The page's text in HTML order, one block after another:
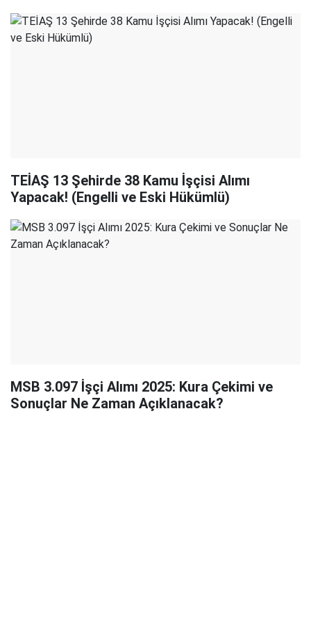
TEİAŞ 13 Şehirde 38 Kamu İşçisi Alımı
Yapacak! (Engelli ve Eski Hükümlü)
MSB 3.097 İşçi Alımı 2025: Kura Çekimi ve
Sonuçlar Ne Zaman Açıklanacak?